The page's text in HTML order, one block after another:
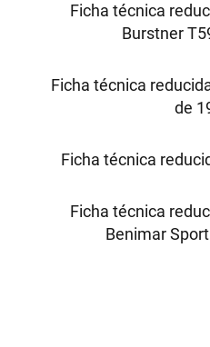
Ficha técnica
Burstner
Ficha técnica
de
Ficha técnica
Ficha técnica
Benimar